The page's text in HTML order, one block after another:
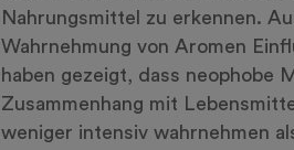
Nahrungsmittel zu erkennen.
Wahrnehmung von Aromen
haben gezeigt, dass neophobe
Zusammenhang mit
weniger intensiv wahrnehmen